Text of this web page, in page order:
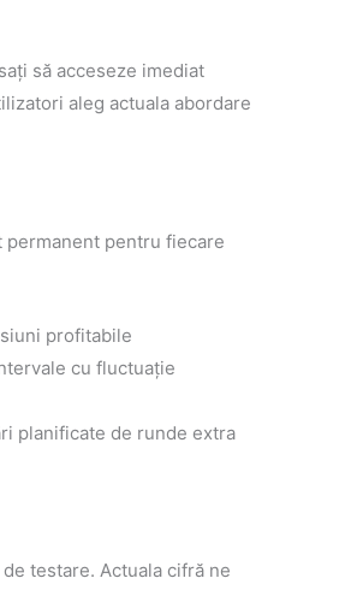
să acceseze imediat
aleg actuala abordare
pentru fiecare
profitabile
cu fluctuație
planificate de runde extra
testare. Actuala cifră ne